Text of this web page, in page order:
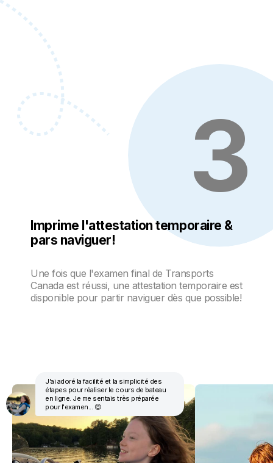
3
Imprime l'attestation temporaire &
pars naviguer!
Une fois que l'examen final de Transports
Canada est réussi, une attestation temporaire est
disponible pour partir naviguer dès que possible!
J'ai adoré la facilité et la simplicité des
étapes pour réaliser le cours de bateau
en ligne. Je me sentais très préparée
pour l'examen... 😍